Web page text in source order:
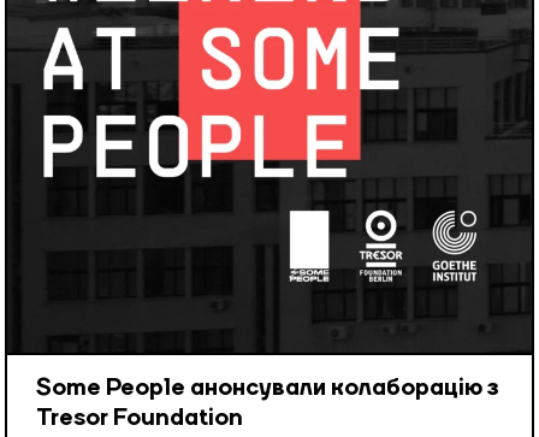
Some People анонсували колаборацію з
Tresor Foundation